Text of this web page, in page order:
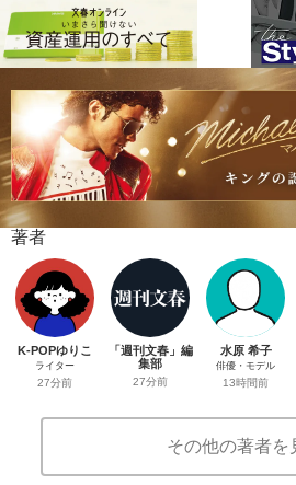
著者
K-POPゆりこ
ライター
27分前
「週刊文春」編
集部
27分前
水原 希子
俳優・モデル
13時間前
その他の著者を